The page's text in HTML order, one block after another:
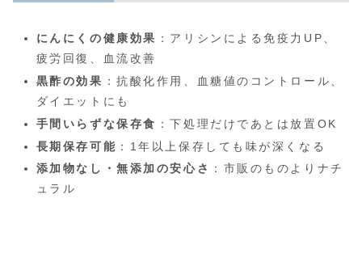
にんにくの健康効果 ：アリシンによる免疫力UP、
疲労回復、血流改善
黒酢の効果 ：抗酸化作用、血糖値のコントロール、
ダイエットにも
手間いらずな保存食 ：下処理だけであとは放置OK
長期保存可能 ：1年以上保存しても味が深くなる
添加物なし・無添加の安心さ
：市販のものよりナチ
ュラル